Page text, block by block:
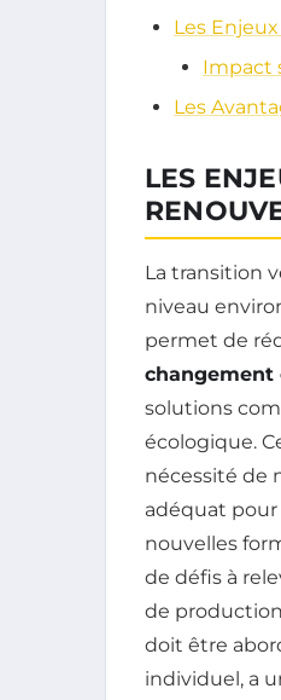
Les
Impact
Les
LES
La transition
niveau
permet de
solutions
écologique.
nécessité de
adéquat pour
nouvelles
de défis à
de
doit être
individuel, a